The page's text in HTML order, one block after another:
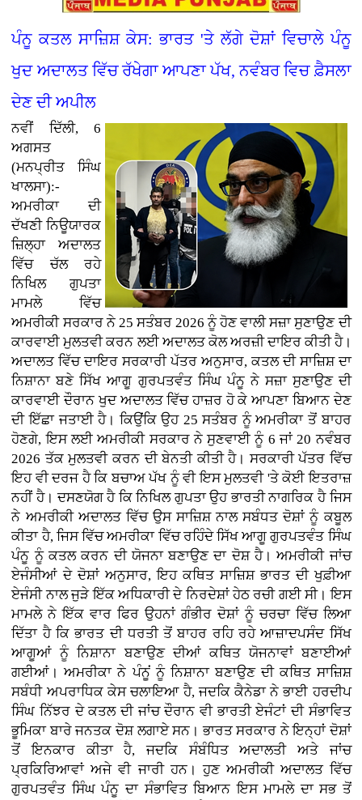
ਪੰਨੂ ਕਤਲ ਸਾਜ਼ਿਸ਼ ਕੇਸ: ਭਾਰਤ 'ਤੇ ਲੱਗੇ ਦੋਸ਼ਾਂ ਵਿਚਾਲੇ ਪੰਨੂ
ਖੁਦ ਅਦਾਲਤ ਵਿੱਚ ਰੱਖੇਗਾ ਆਪਣਾ ਪੱਖ, ਨਵੰਬਰ ਵਿਚ ਫ਼ੈਸਲਾ
ਦੇਣ ਦੀ ਅਪੀਲ
ਨਵੀਂ ਦਿੱਲੀ, 6
ਅਗਸਤ
(ਮਨਪ੍ਰੀਤ ਸਿੰਘ
ਖਾਲਸਾ):-
ਅਮਰੀਕਾ ਦੀ
ਦੱਖਣੀ ਨਿਊਯਾਰਕ
ਜ਼ਿਲ੍ਹਾ ਅਦਾਲਤ
ਵਿੱਚ ਚੱਲ ਰਹੇ
ਨਿਖਿਲ ਗੁਪਤਾ
ਮਾਮਲੇ ਵਿੱਚ
ਅਮਰੀਕੀ ਸਰਕਾਰ ਨੇ 25 ਸਤੰਬਰ 2026 ਨੂੰ ਹੋਣ ਵਾਲੀ ਸਜ਼ਾ ਸੁਣਾਉਣ ਦੀ
ਕਾਰਵਾਈ ਮੁਲਤਵੀ ਕਰਨ ਲਈ ਅਦਾਲਤ ਕੋਲ ਅਰਜ਼ੀ ਦਾਇਰ ਕੀਤੀ ਹੈ।
ਅਦਾਲਤ ਵਿੱਚ ਦਾਇਰ ਸਰਕਾਰੀ ਪੱਤਰ ਅਨੁਸਾਰ, ਕਤਲ ਦੀ ਸਾਜ਼ਿਸ਼ ਦਾ
ਨਿਸ਼ਾਨਾ ਬਣੇ ਸਿੱਖ ਆਗੂ ਗੁਰਪਤਵੰਤ ਸਿੰਘ ਪੰਨੂ ਨੇ ਸਜ਼ਾ ਸੁਣਾਉਣ ਦੀ
ਕਾਰਵਾਈ ਦੌਰਾਨ ਖੁਦ ਅਦਾਲਤ ਵਿੱਚ ਹਾਜ਼ਰ ਹੋ ਕੇ ਆਪਣਾ ਬਿਆਨ ਦੇਣ
ਦੀ ਇੱਛਾ ਜਤਾਈ ਹੈ। ਕਿਉਂਕਿ ਉਹ 25 ਸਤੰਬਰ ਨੂੰ ਅਮਰੀਕਾ ਤੋਂ ਬਾਹਰ
ਹੋਣਗੇ, ਇਸ ਲਈ ਅਮਰੀਕੀ ਸਰਕਾਰ ਨੇ ਸੁਣਵਾਈ ਨੂੰ 6 ਜਾਂ 20 ਨਵੰਬਰ
2026 ਤੱਕ ਮੁਲਤਵੀ ਕਰਨ ਦੀ ਬੇਨਤੀ ਕੀਤੀ ਹੈ। ਸਰਕਾਰੀ ਪੱਤਰ ਵਿੱਚ
ਇਹ ਵੀ ਦਰਜ ਹੈ ਕਿ ਬਚਾਅ ਪੱਖ ਨੂੰ ਵੀ ਇਸ ਮੁਲਤਵੀ 'ਤੇ ਕੋਈ ਇਤਰਾਜ਼
ਨਹੀਂ ਹੈ। ਦਸਣਯੋਗ ਹੈ ਕਿ ਨਿਖਿਲ ਗੁਪਤਾ ਉਹ ਭਾਰਤੀ ਨਾਗਰਿਕ ਹੈ ਜਿਸ
ਨੇ ਅਮਰੀਕੀ ਅਦਾਲਤ ਵਿੱਚ ਉਸ ਸਾਜ਼ਿਸ਼ ਨਾਲ ਸਬੰਧਤ ਦੋਸ਼ਾਂ ਨੂੰ ਕਬੂਲ
ਕੀਤਾ ਹੈ, ਜਿਸ ਵਿੱਚ ਅਮਰੀਕਾ ਵਿੱਚ ਰਹਿੰਦੇ ਸਿੱਖ ਆਗੂ ਗੁਰਪਤਵੰਤ ਸਿੰਘ
ਪੰਨੂ ਨੂੰ ਕਤਲ ਕਰਨ ਦੀ ਯੋਜਨਾ ਬਣਾਉਣ ਦਾ ਦੋਸ਼ ਹੈ। ਅਮਰੀਕੀ ਜਾਂਚ
ਏਜੰਸੀਆਂ ਦੇ ਦੋਸ਼ਾਂ ਅਨੁਸਾਰ, ਇਹ ਕਥਿਤ ਸਾਜ਼ਿਸ਼ ਭਾਰਤ ਦੀ ਖੁਫ਼ੀਆ
ਏਜੰਸੀ ਨਾਲ ਜੁੜੇ ਇੱਕ ਅਧਿਕਾਰੀ ਦੇ ਨਿਰਦੇਸ਼ਾਂ ਹੇਠ ਰਚੀ ਗਈ ਸੀ। ਇਸ
ਮਾਮਲੇ ਨੇ ਇੱਕ ਵਾਰ ਫਿਰ ਉਹਨਾਂ ਗੰਭੀਰ ਦੋਸ਼ਾਂ ਨੂੰ ਚਰਚਾ ਵਿੱਚ ਲਿਆ
ਦਿੱਤਾ ਹੈ ਕਿ ਭਾਰਤ ਦੀ ਧਰਤੀ ਤੋਂ ਬਾਹਰ ਰਹਿ ਰਹੇ ਆਜ਼ਾਦਪਸੰਦ ਸਿੱਖ
ਆਗੂਆਂ ਨੂੰ ਨਿਸ਼ਾਨਾ ਬਣਾਉਣ ਦੀਆਂ ਕਥਿਤ ਯੋਜਨਾਵਾਂ ਬਣਾਈਆਂ
ਗਈਆਂ। ਅਮਰੀਕਾ ਨੇ ਪੰਨੂਂ ਨੂੰ ਨਿਸ਼ਾਨਾ ਬਣਾਉਣ ਦੀ ਕਥਿਤ ਸਾਜ਼ਿਸ਼
ਸਬੰਧੀ ਅਪਰਾਧਿਕ ਕੇਸ ਚਲਾਇਆ ਹੈ, ਜਦਕਿ ਕੈਨੇਡਾ ਨੇ ਭਾਈ ਹਰਦੀਪ
ਸਿੰਘ ਨਿੱਝਰ ਦੇ ਕਤਲ ਦੀ ਜਾਂਚ ਦੌਰਾਨ ਵੀ ਭਾਰਤੀ ਏਜੰਟਾਂ ਦੀ ਸੰਭਾਵਿਤ
ਭੂਮਿਕਾ ਬਾਰੇ ਜਨਤਕ ਦੋਸ਼ ਲਗਾਏ ਸਨ। ਭਾਰਤ ਸਰਕਾਰ ਨੇ ਇਨ੍ਹਾਂ ਦੋਸ਼ਾਂ
ਤੋਂ ਇਨਕਾਰ ਕੀਤਾ ਹੈ, ਜਦਕਿ ਸੰਬੰਧਿਤ ਅਦਾਲਤੀ ਅਤੇ ਜਾਂਚ
ਪ੍ਰਕਿਰਿਆਵਾਂ ਅਜੇ ਵੀ ਜਾਰੀ ਹਨ। ਹੁਣ ਅਮਰੀਕੀ ਅਦਾਲਤ ਵਿੱਚ
ਗੁਰਪਤਵੰਤ ਸਿੰਘ ਪੰਨੂ ਦਾ ਸੰਭਾਵਿਤ ਬਿਆਨ ਇਸ ਮਾਮਲੇ ਦਾ ਸਭ ਤੋਂ